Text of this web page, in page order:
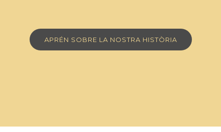
APRÉN SOBRE LA NOSTRA HISTÒRIA